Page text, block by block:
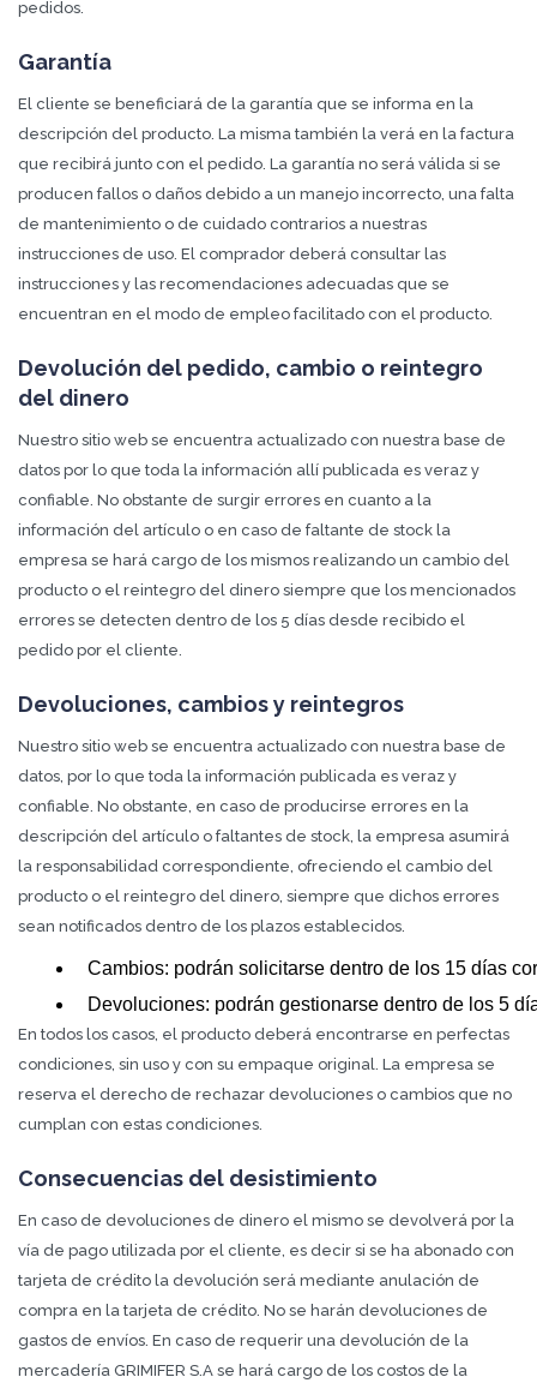
pedidos.
Garantía
El cliente se beneficiará de la garantía que se informa en la
descripción del producto. La misma también la verá en la factura
que recibirá junto con el pedido. La garantía no será válida si se
producen fallos o daños debido a un manejo incorrecto, una falta
de mantenimiento o de cuidado contrarios a nuestras
instrucciones de uso. El comprador deberá consultar las
instrucciones y las recomendaciones adecuadas que se
encuentran en el modo de empleo facilitado con el producto.
Devolución del pedido, cambio o reintegro
del dinero
Nuestro sitio web se encuentra actualizado con nuestra base de
datos por lo que toda la información allí publicada es veraz y
confiable. No obstante de surgir errores en cuanto a la
información del artículo o en caso de faltante de stock la
empresa se hará cargo de los mismos realizando un cambio del
producto o el reintegro del dinero siempre que los mencionados
errores se detecten dentro de los 5 días desde recibido el
pedido por el cliente.
Devoluciones, cambios y reintegros
Nuestro sitio web se encuentra actualizado con nuestra base de
datos, por lo que toda la información publicada es veraz y
confiable. No obstante, en caso de producirse errores en la
descripción del artículo o faltantes de stock, la empresa asumirá
la responsabilidad correspondiente, ofreciendo el cambio del
producto o el reintegro del dinero, siempre que dichos errores
sean notificados dentro de los plazos establecidos.
Cambios: podrán solicitarse dentro de los 15 días
Devoluciones: podrán gestionarse dentro de los 5
En todos los casos, el producto deberá encontrarse en perfectas
condiciones, sin uso y con su empaque original. La empresa se
reserva el derecho de rechazar devoluciones o cambios que no
cumplan con estas condiciones.
Consecuencias del desistimiento
En caso de devoluciones de dinero el mismo se devolverá por la
vía de pago utilizada por el cliente, es decir si se ha abonado con
tarjeta de crédito la devolución será mediante anulación de
compra en la tarjeta de crédito. No se harán devoluciones de
gastos de envíos. En caso de requerir una devolución de la
mercadería GRIMIFER S.A se hará cargo de los costos de la